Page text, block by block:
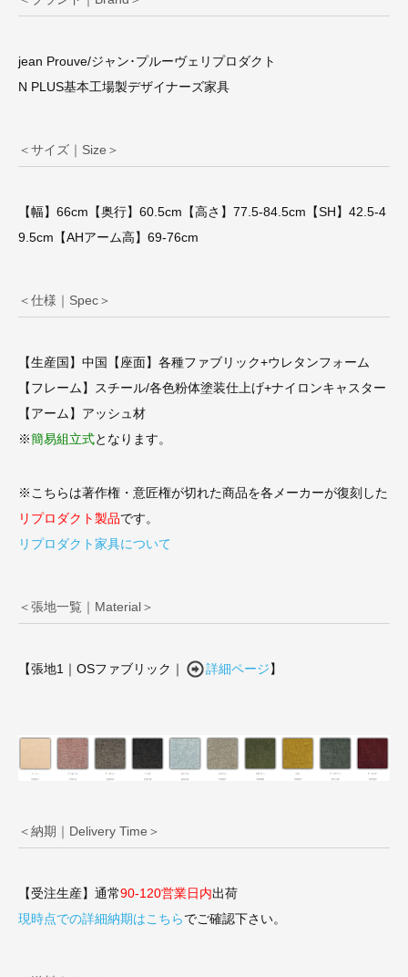
jean Prouve/ジャン･プルーヴェリプロダクト
N PLUS基本工場製デザイナーズ家具
＜サイズ｜Size＞
【幅】66cm【奥行】60.5cm【高さ】77.5-84.5cm【SH】42.5-4
9.5cm【AHアーム高】69-76cm
＜仕様｜Spec＞
【生産国】中国【座面】各種ファブリック+ウレタンフォーム
【フレーム】スチール/各色粉体塗装仕上げ+ナイロンキャスター
【アーム】アッシュ材
※簡易組立式となります。
※こちらは著作権・意匠権が切れた商品を各メーカーが復刻した
リプロダクト製品です。
リプロダクト家具について
＜張地一覧｜Material＞
【張地1｜OSファブリック｜ 詳細ページ】
＜納期｜Delivery Time＞
【受注生産】通常90-120営業日内出荷
現時点での詳細納期はこちらでご確認下さい。